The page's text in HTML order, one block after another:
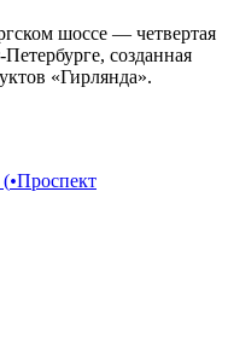
шоссе — четвертая
созданная
«Гирлянда».
(•Проспект